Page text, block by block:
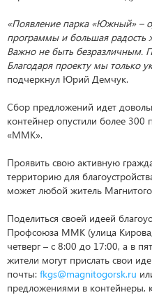
«Появление парка «Южный» –
программы и большая радость
Важно не быть безразличным.
Благодаря проекту мы только
подчеркнул Юрий Демчук.
Сбор предложений идет
контейнер опустили более
«ММК».
Проявить свою активную
территорию для
может любой житель
Поделиться своей идеей
Профсоюза ММК (улица
четверг – с 8:00 до 17:00, а в
жители могут прислать свои
почты: fkgs@magnitogorsk.ru
предложениями в контейнеры,